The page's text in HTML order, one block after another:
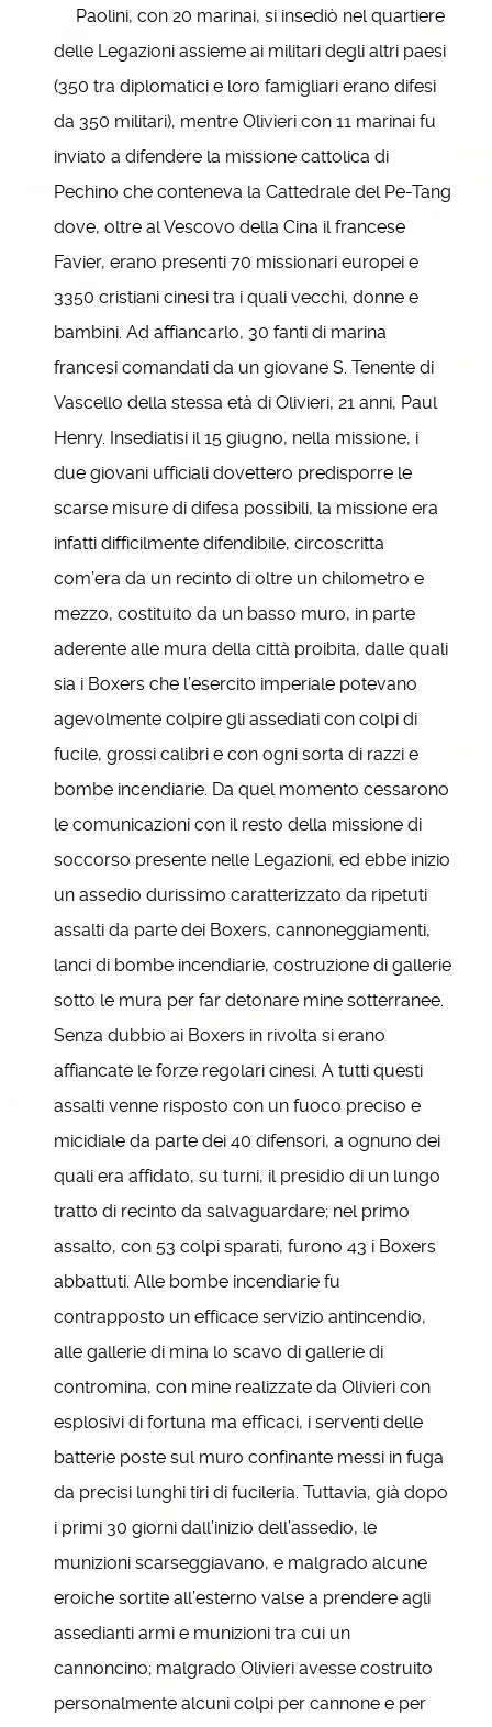
Paolini, con 20 marinai, si insediò nel quartiere
delle Legazioni assieme ai militari degli altri paesi
(350 tra diplomatici e loro famigliari erano difesi
da 350 militari), mentre Olivieri con 11 marinai fu
inviato a difendere la missione cattolica di
Pechino che conteneva la Cattedrale del Pe-Tang
dove, oltre al Vescovo della Cina il francese
Favier, erano presenti 70 missionari europei e
3350 cristiani cinesi tra i quali vecchi, donne e
bambini. Ad affiancarlo, 30 fanti di marina
francesi comandati da un giovane S. Tenente di
Vascello della stessa età di Olivieri, 21 anni, Paul
Henry. Insediatisi il 15 giugno, nella missione, i
due giovani ufficiali dovettero predisporre le
scarse misure di difesa possibili, la missione era
infatti difficilmente difendibile, circoscritta
com’era da un recinto di oltre un chilometro e
mezzo, costituito da un basso muro, in parte
aderente alle mura della città proibita, dalle quali
sia i Boxers che l’esercito imperiale potevano
agevolmente colpire gli assediati con colpi di
fucile, grossi calibri e con ogni sorta di razzi e
bombe incendiarie. Da quel momento cessarono
le comunicazioni con il resto della missione di
soccorso presente nelle Legazioni, ed ebbe inizio
un assedio durissimo caratterizzato da ripetuti
assalti da parte dei Boxers, cannoneggiamenti,
lanci di bombe incendiarie, costruzione di gallerie
sotto le mura per far detonare mine sotterranee.
Senza dubbio ai Boxers in rivolta si erano
affiancate le forze regolari cinesi. A tutti questi
assalti venne risposto con un fuoco preciso e
micidiale da parte dei 40 difensori, a ognuno dei
quali era affidato, su turni, il presidio di un lungo
tratto di recinto da salvaguardare; nel primo
assalto, con 53 colpi sparati, furono 43 i Boxers
abbattuti. Alle bombe incendiarie fu
contrapposto un efficace servizio antincendio,
alle gallerie di mina lo scavo di gallerie di
contromina, con mine realizzate da Olivieri con
esplosivi di fortuna ma efficaci, i serventi delle
batterie poste sul muro confinante messi in fuga
da precisi lunghi tiri di fucileria. Tuttavia, già dopo
i primi 30 giorni dall’inizio dell’assedio, le
munizioni scarseggiavano, e malgrado alcune
eroiche sortite all’esterno valse a prendere agli
assedianti armi e munizioni tra cui un
cannoncino; malgrado Olivieri avesse costruito
personalmente alcuni colpi per cannone e per